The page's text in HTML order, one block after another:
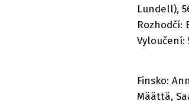
Lundell),
Rozhodčí:
Vyloučení:
Finsko:
Määttä,